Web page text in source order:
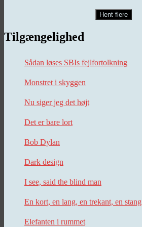
Hent flere
Tilgængelighed
Sådan løses SBIs fejlfortolkning
Monstret i skyggen
Nu siger jeg det højt
Det er bare lort
Bob Dylan
Dark design
I see, said the blind man
En kort, en lang, en trekant, en stang
Elefanten i rummet